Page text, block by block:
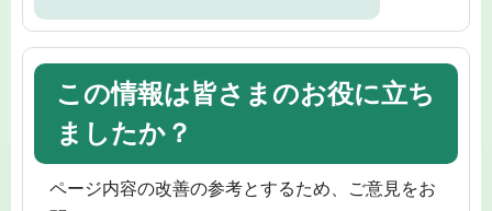
この情報は皆さまのお役に立ち
ましたか？
ページ内容の改善の参考とするため、ご意見をお